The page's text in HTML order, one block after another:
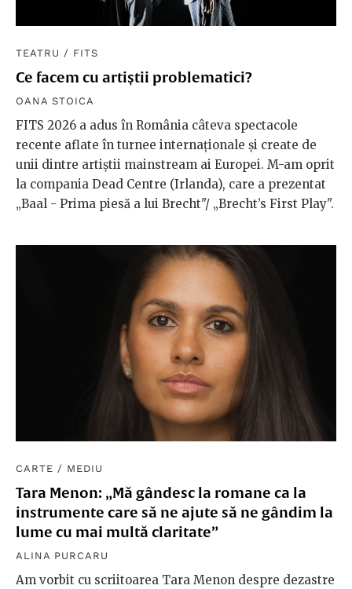
TEATRU / FITS
Ce facem cu artiștii problematici?
OANA STOICA
FITS 2026 a adus în România câteva spectacole
recente aflate în turnee internaționale și create de
unii dintre artiștii mainstream ai Europei. M-am oprit
la compania Dead Centre (Irlanda), care a prezentat
„Baal - Prima piesă a lui Brecht"/ „Brecht’s First Play".
CARTE / MEDIU
Tara Menon: „Mă gândesc la romane ca la
instrumente care să ne ajute să ne gândim la
lume cu mai multă claritate”
ALINA PURCARU
Am vorbit cu scriitoarea Tara Menon despre dezastre